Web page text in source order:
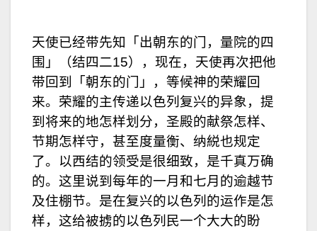
天使已经带先知「出朝东的门，量院的四
围」（结四二15），现在，天使再次把他
带回到「朝东的门」，等候神的荣耀回
来。荣耀的主传递以色列复兴的异象，提
到将来的地怎样划分，圣殿的献祭怎样、
节期怎样守，甚至度量衡、纳綐也规定
了。以西结的领受是很细致，是千真万确
的。这里说到每年的一月和七月的逾越节
及住棚节。是在复兴的以色列的运作是怎
样，这给被掳的以色列民一个大大的盼